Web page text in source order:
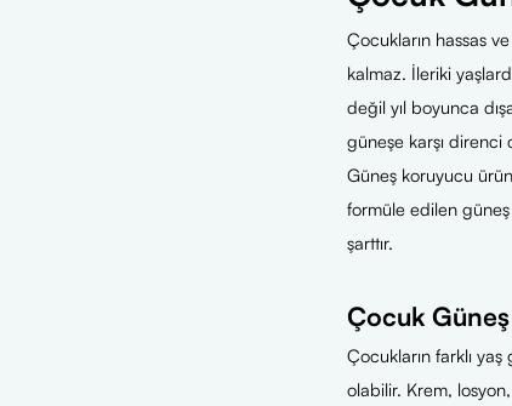
Çocukların hassas
kalmaz. İleriki
değil yıl boyunca
güneşe karşı direnci
Güneş koruyucu
formüle edilen
şarttır.
Çocuk
Çocukların farklı
olabilir. Krem,